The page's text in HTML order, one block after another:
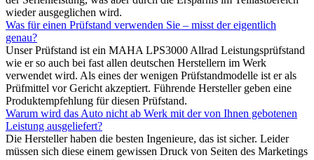
wieder ausgeglichen wird.
Was für einen Prüfstand verwenden Sie – misst der eigentlich
genau?
Unser Prüfstand ist ein MAHA LPS3000 Allrad Leistungsprüfstand
wie er so auch bei fast allen deutschen Herstellern im Werk
verwendet wird. Als eines der wenigen Prüfstandmodelle ist er als
Prüfmittel vor Gericht akzeptiert. Führende Hersteller geben eine
Produktempfehlung für diesen Prüfstand.
Warum wird das Auto nicht ab Werk mit der von Ihnen gebotenen
Leistung ausgeliefert?
Die Hersteller haben die besten Ingenieure, das ist sicher. Leider
müssen sich diese einem gewissen Druck von Seiten des Marketings